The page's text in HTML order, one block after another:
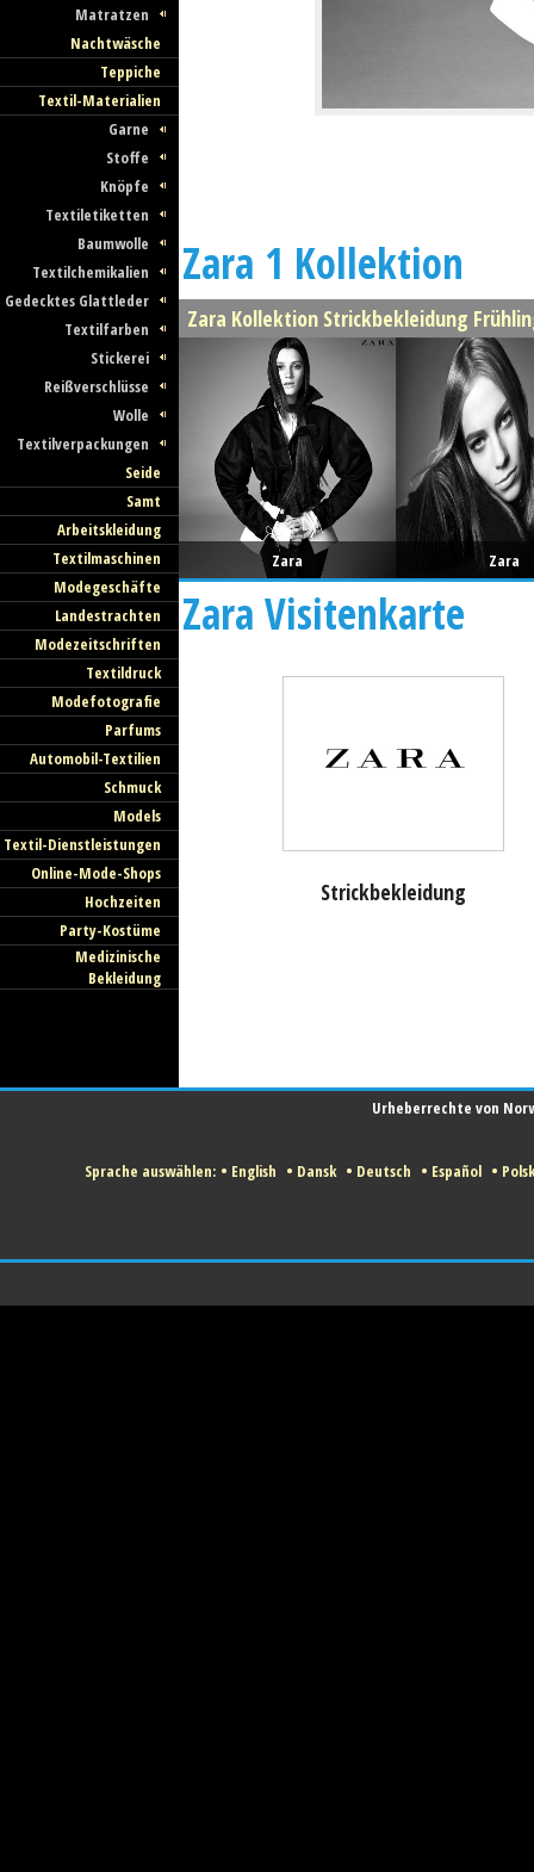
Matratzen
Nachtwäsche
Teppiche
Textil-Materialien
Garne
Stoffe
Knöpfe
Textiletiketten
Baumwolle
Textilchemikalien
Gedecktes Glattleder
Textilfarben
Stickerei
Reißverschlüsse
Wolle
Textilverpackungen
Seide
Samt
Arbeitskleidung
Textilmaschinen
Modegeschäfte
Landestrachten
Modezeitschriften
Textildruck
Modefotografie
Parfums
Automobil-Textilien
Schmuck
Models
Textil-Dienstleistungen
Online-Mode-Shops
Hochzeiten
Party-Kostüme
Medizinische
Bekleidung
Zara 1 Kollektion
Zara Kollektion Strickbekleidung
Zara Zara
Zara Visitenkarte
Strickbekleidung
Urheberrechte von
Sprache auswählen: • English • Dansk • Deutsch • Español •